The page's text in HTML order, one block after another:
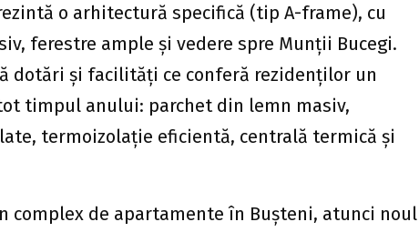
o arhitectură specifică (tip A-frame), cu
ferestre ample și vedere spre Munții Bucegi.
dotări și facilități ce conferă rezidenților un
timpul anului: parchet din lemn masiv,
termoizolație eficientă, centrală termică și
complex de apartamente în Bușteni, atunci noul